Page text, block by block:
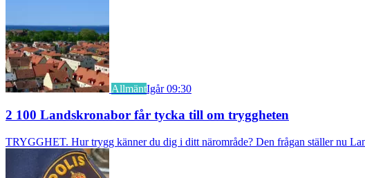
AllmäntIgår 09:30
2 100 Landskronabor får tycka till om tryggheten
TRYGGHET. Hur trygg känner du dig i ditt närområde? Den frågan ställer nu